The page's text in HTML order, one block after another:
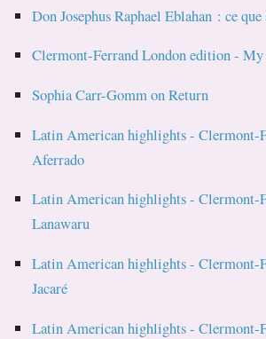
Don Josephus Raphael Eblahan : ce
Clermont-Ferrand London edition -
Sophia Carr-Gomm on Return
Latin American highlights - Clermont-
Aferrado
Latin American highlights - Clermont-
Lanawaru
Latin American highlights - Clermont-
Jacaré
Latin American highlights - Clermont-